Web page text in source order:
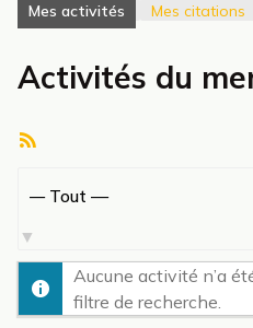
Mes activités Mes citations
Activités du
par
activité:
Aucune activité n’a
filtre de recherche.